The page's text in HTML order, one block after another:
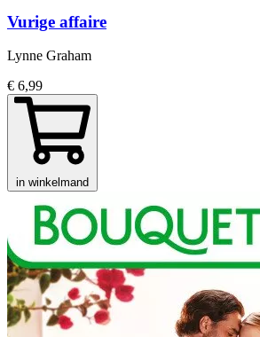
Vurige affaire
Lynne Graham
€ 6,99
in winkelmand